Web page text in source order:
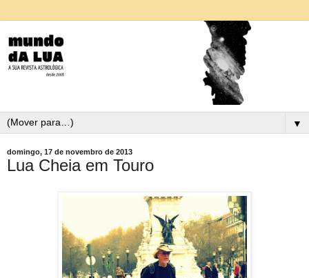
▼
domingo, 17 de novembro de 2013
Lua Cheia em Touro